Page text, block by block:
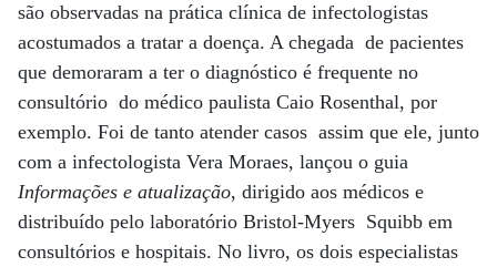
são observadas na prática clínica de infectologistas
acostumados a tratar a doença. A chegada de pacientes
que demoraram a ter o diagnóstico é frequente no
consultório do médico paulista Caio Rosenthal, por
exemplo. Foi de tanto atender casos assim que ele, junto
com a infectologista Vera Moraes, lançou o guia
Informações e atualização, dirigido aos médicos e
distribuído pelo laboratório Bristol-Myers Squibb em
consultórios e hospitais. No livro, os dois especialistas